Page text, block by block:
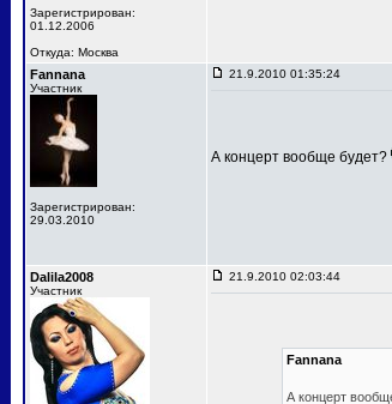
Зарегистрирован:
01.12.2006
Откуда: Москва
Fannana
Участник
Зарегистрирован:
29.03.2010
21.9.2010 01:35:24
А концерт вообще будет?
Dalila2008
Участник
21.9.2010 02:03:44
Fannana
А концерт